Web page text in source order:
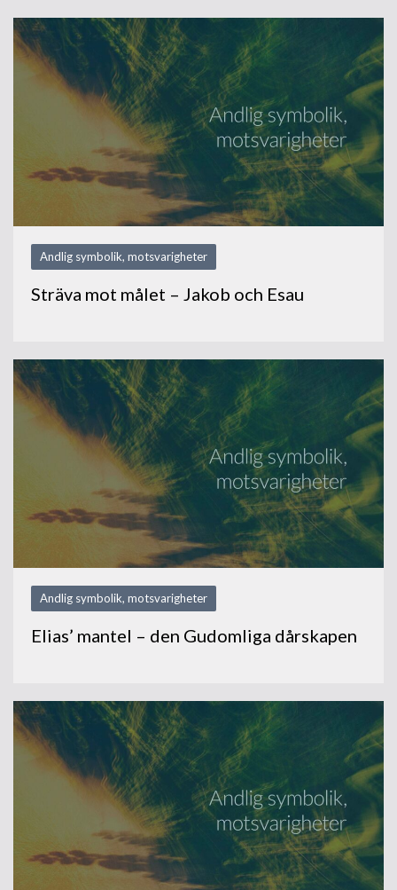
Andlig symbolik, motsvarigheter
Sträva mot målet – Jakob och Esau
Andlig symbolik, motsvarigheter
Elias’ mantel – den Gudomliga dårskapen